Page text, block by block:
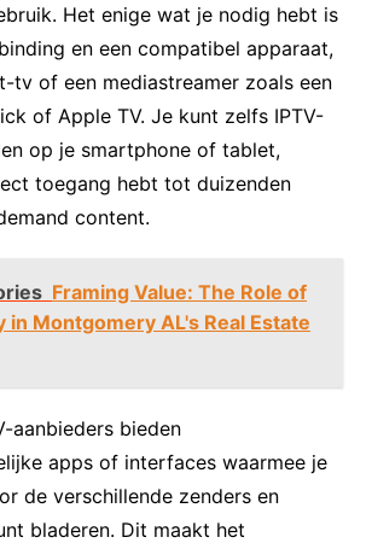
Het enige wat je nodig hebt is
en een compatibel apparaat,
tv of een mediastreamer zoals een
of Apple TV. Je kunt zelfs IPTV-
op je smartphone of tablet,
toegang hebt tot duizenden
content.
Framing Value: The Role of
in Montgomery AL's Real Estate
aanbieders bieden
apps of interfaces waarmee je
de verschillende zenders en
bladeren. Dit maakt het